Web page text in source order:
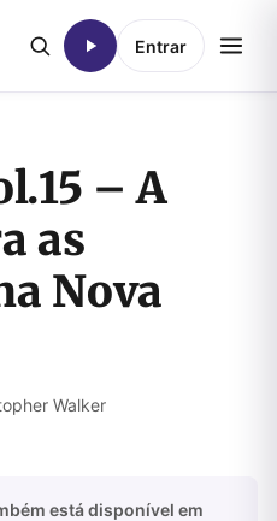
Entrar
– A
as
Nova
Walker
está disponível em